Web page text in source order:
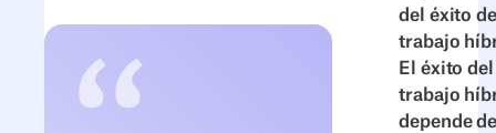
del éxito
trabajo
El éxito del
trabajo
depende de